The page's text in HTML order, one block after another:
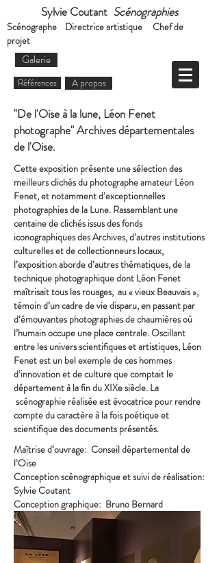
Sylvie Coutant Scénographies
Scénographe Directrice artistique Chef de
projet
Galerie
Références A propos
"De l'Oise à la lune, Léon Fenet
photographe" Archives départementales
de l'Oise.
Cette exposition présente une sélection des
meilleurs clichés du photographe amateur Léon
Fenet, et notamment d’exceptionnelles
photographies de la Lune. Rassemblant une
centaine de clichés issus des fonds
iconographiques des Archives, d’autres institutions
culturelles et de collectionneurs locaux,
l’exposition aborde d’autres thématiques, de la
technique photographique dont Léon Fenet
maîtrisait tous les rouages, au « vieux Beauvais »,
témoin d’un cadre de vie disparu, en passant par
d’émouvantes photographies de chaumières où
l’humain occupe une place centrale. Oscillant
entre les univers scientifiques et artistiques, Léon
Fenet est un bel exemple de ces hommes
d’innovation et de culture que comptait le
département à la fin du XIXe siècle. La
scénographie réalisée est évocatrice pour rendre
compte du caractère à la fois poétique et
scientifique des documents présentés.
Maîtrise d‘ouvrage: Conseil départemental de
l’Oise
Conception scénographique et suivi de réalisation:
Sylvie Coutant
Conception graphique: Bruno Bernard